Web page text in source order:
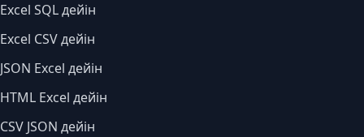
Excel SQL дейін
Excel CSV дейін
JSON Excel дейін
HTML Excel дейін
CSV JSON дейін